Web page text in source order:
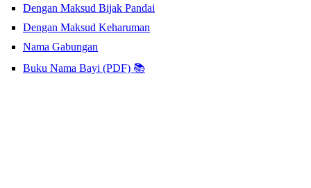
Dengan Maksud Bijak Pandai
Dengan Maksud Keharuman
Nama Gabungan
Buku Nama Bayi (PDF) 📚